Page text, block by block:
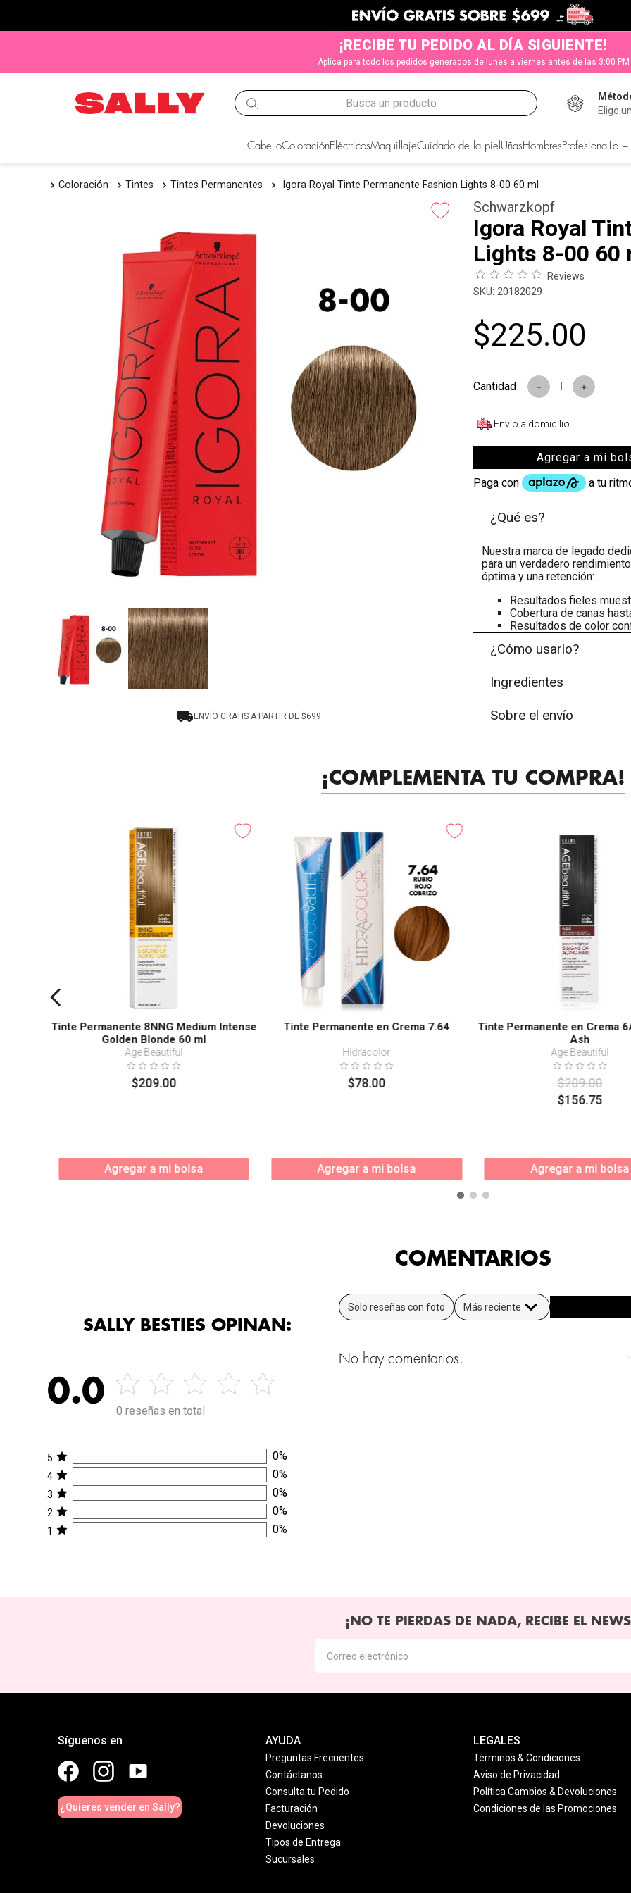
¡RECIBE TU PEDIDO AL DÍA SIGUIENTE!
Aplica para todo los pedidos generados de lunes a viernes antes de las 3:00 PM
Busca un producto
Elige
CabelloColoraciónEléctricosMaquillajeCuidado de la piel Uñas Hombres Profesional Lo
Coloración Tintes Tintes Permanentes Igora Royal Tinte Permanente Fashion Lights 8-00 60 ml
ENVÍO GRATIS A PARTIR DE $699
Schwarzkopf
Igora Royal
Lights 8-00 60
Reviews
: 20182029
$225.00
＋
－
Envío a domicilio
Agregar a mi
¿Qué es?
Nuestra marca de legado
para un verdadero
óptima y una retención:
Resultados fieles
Cobertura de canas
Resultados de color
¿Cómo usarlo?
Ingredientes
Sobre el envío
¡COMPLEMENTA TU COMPRA!
Tinte Permanente 8NNG Medium Intense
Golden Blonde 60 ml
Age Beautiful
$209.00
Agregar a mi bolsa
Tinte Permanente en Crema 7.64
Hidracolor
$78.00
Agregar a mi bolsa
Tinte Permanente en Crema
Ash
Age Beautiful
$209.00
$156.75
Agregar a mi bolsa
COMENTARIOS
SALLY BESTIES OPINAN:
0.0
0 reseñas en total
5 0%
4 0%
3 0%
2 0%
1 0%
Solo reseñas con foto Más reciente
No hay comentarios.
¡NO TE PIERDAS DE NADA, RECIBE EL
Síguenos en
¿Quieres vender en Sally?
AYUDA
Preguntas Frecuentes
Contáctanos
Consulta tu Pedido
Facturación
Devoluciones
Tipos de Entrega
Sucursales
LEGALES
Términos & Condiciones
Aviso de Privacidad
Política Cambios & Devoluciones
Condiciones de las Promociones
TÉRMINOS MÁS BUSCADOS
2. igora
4. ion
5. olaplex
6. manic panic
7.
8. tocobo
9. tinte
centella